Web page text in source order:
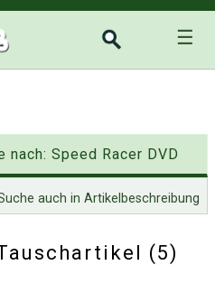
☰
Speed Racer DVD
auch in Artikelbeschreibung
(5)